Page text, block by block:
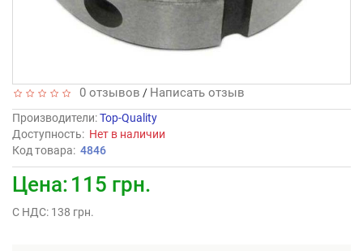
0 отзывов / Написать отзыв
Производители:Top-Quality
Доступность: Нет в наличии
Код товара: 4846
Цена: 115 грн.
С НДС: 138 грн.